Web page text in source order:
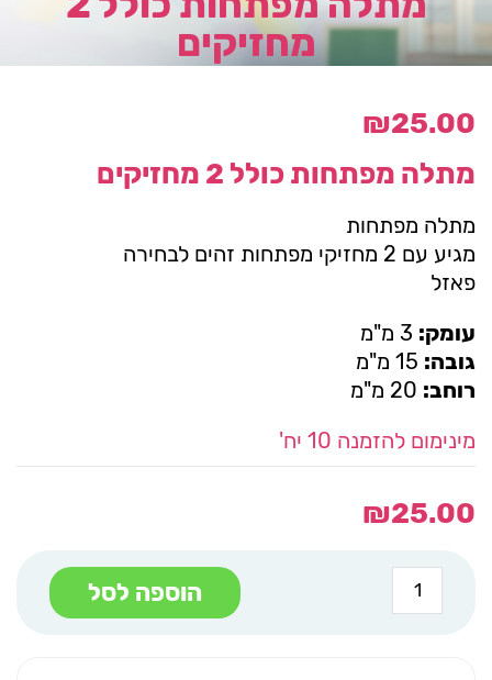
מחזיקים
₪25.00
מתלה מפתחות כולל 2 מחזיקים
מתלה מפתחות
מגיע עם 2 מחזיקי מפתחות זהים לבחירה
פאזל
עומק:
גובה:
רוחב:
מינימום להזמנה 10 יח'
₪25.00
כמות
של
מתלה
הוספה לסל